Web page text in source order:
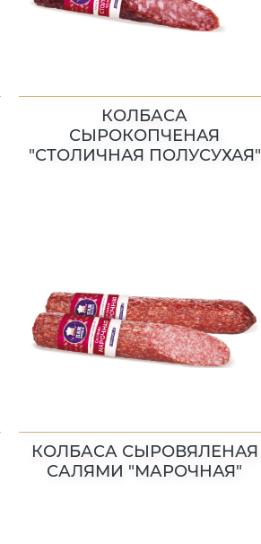
КОЛБАСА
СЫРОКОПЧЕНАЯ
"СТОЛИЧНАЯ ПОЛУСУХАЯ"
КОЛБАСА СЫРОВЯЛЕНАЯ
САЛЯМИ "МАРОЧНАЯ"